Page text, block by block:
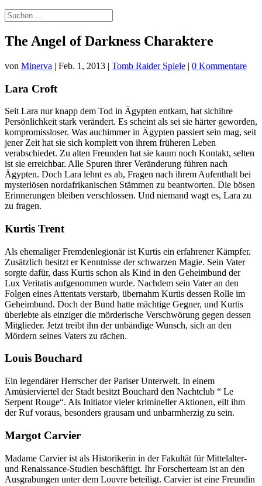
The Angel of Darkness Charaktere
von Minerva | Feb. 1, 2013 | Tomb Raider Spiele | 0 Kommentare
Lara Croft
Seit Lara nur knapp dem Tod in Ägypten entkam, hat sichihre
Persönlichkeit stark verändert. Es scheint als sei sie härter geworden,
kompromissloser. Was auchimmer in Ägypten passiert sein mag, seit
jener Zeit hat sie sich komplett von ihrem früheren Leben
verabschiedet. Zu alten Freunden hat sie kaum noch Kontakt, selten
ist sie erreichbar. Alle Spuren ihrer Veränderung führen nach
Ägypten. Doch Lara lehnt es ab, Fragen nach ihrem Aufenthalt bei
mysteriösen nordafrikanischen Stämmen zu beantworten. Die bösen
Erinnerungen bleiben verschlossen. Und niemand wagt es, Lara zu
zu fragen.
Kurtis Trent
Als ehemaliger Fremdenlegionär ist Kurtis ein erfahrener Kämpfer.
Zusätzlich besitzt er Kenntnisse der schwarzen Magie. Sein Vater
sorgte dafür, dass Kurtis schon als Kind in den Geheimbund der
Lux Veritatis aufgenommen wurde. Nachdem sein Vater an den
Folgen eines Attentats verstarb, übernahm Kurtis dessen Rolle im
Geheimbund. Doch der Bund hatte mächtige Gegner, und Kurtis
überlebte als einziger die mörderische Verschwörung gegen dessen
Mitglieder. Jetzt treibt ihn der unbändige Wunsch, sich an den
Mördern seines Vaters zu rächen.
Louis Bouchard
Ein legendärer Herrscher der Pariser Unterwelt. In einem
Amüsierviertel der Stadt besitzt Bouchard den Nachtclub “ Le
Serpent Rouge“. Als Initiator vieler krimineller Aktionen, eilt ihm
der Ruf voraus, besonders grausam und unbarmherzig zu sein.
Margot Carvier
Madame Carvier ist als Historikerin in der Fakultät für Mittelalter-
und Renaissance-Studien beschäftigt. Ihr Forscherteam ist an den
Ausgrabungen unter dem Louvre beteiligt. Carvier ist eine Freundin